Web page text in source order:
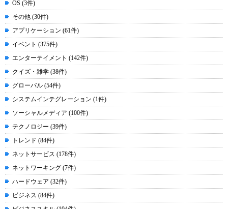
OS (3件)
その他 (30件)
アプリケーション (61件)
イベント (375件)
エンターテイメント (142件)
クイズ・雑学 (38件)
グローバル (54件)
システムインテグレーション (1件)
ソーシャルメディア (100件)
テクノロジー (39件)
トレンド (84件)
ネットサービス (178件)
ネットワーキング (7件)
ハードウェア (32件)
ビジネス (84件)